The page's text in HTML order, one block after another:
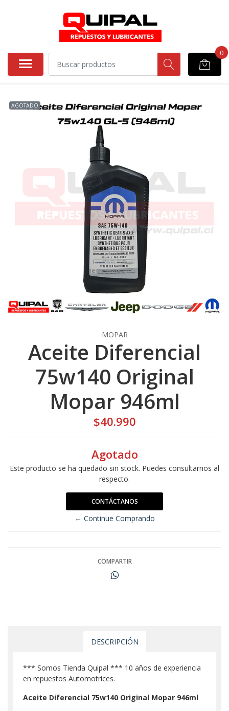
0
AGOTADO
MOPAR
Aceite Diferencial
75w140 Original
Mopar 946ml
$40.990
Agotado
Este producto se ha quedado sin stock. Puedes consultarnos al
respecto.
CONTÁCTANOS
← Continue Comprando
COMPARTIR
DESCRIPCIÓN
*** Somos Tienda Quipal *** 10 años de experiencia
en repuestos Automotrices.
Aceite Diferencial 75w140 Original Mopar 946ml